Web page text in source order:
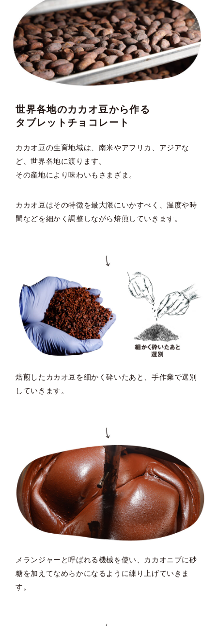
世界各地のカカオ豆から作る
タブレットチョコレート
カカオ豆の生育地域は、南米やアフリカ、アジアな
ど、世界各地に渡ります。
その産地により味わいもさまざま。
カカオ豆はその特徴を最大限にいかすべく、温度や時
間などを細かく調整しながら焙煎していきます。
焙煎したカカオ豆を細かく砕いたあと、手作業で選別
していきます。
メランジャーと呼ばれる機械を使い、カカオニブに砂
糖を加えてなめらかになるように練り上げていきま
す。